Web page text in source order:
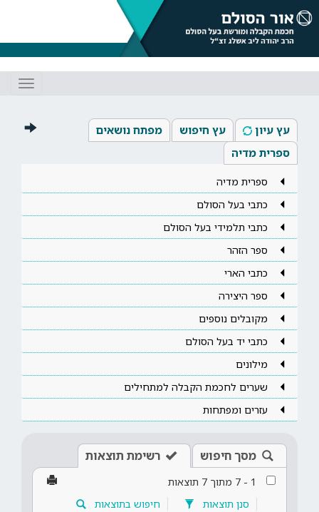
עץ עיון עץ חיפוש
מפתח נושאים
ספרית מדיה
ספרית מדיה
כתבי בעל הסולם
כתבי תלמידי בעל הסולם
ספר הזהר
כתבי הארי
ספר היצירה
מקובלים נוספים
כתבי יד בעל הסולם
מילונים
שערים לחכמת הקבלה למתחילים
עזרים ומפתחות
מסך חיפוש רשימת תוצאות
1
-
7 מתוך 7 תוצאות
סנן תוצאות
חיפוש בתוצאות